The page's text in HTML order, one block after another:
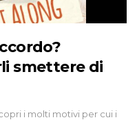
smettere di
i molti motivi per cui i